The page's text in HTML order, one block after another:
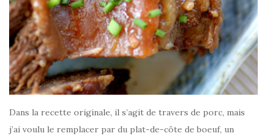
Dans la recette originale, il s’agit de travers de porc, mais
j’ai voulu le remplacer par du plat-de-côte de boeuf, un